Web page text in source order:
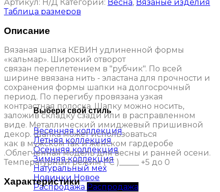
Выбери свой стиль
Весенняя коллекция
Летняя коллекция
Осенняя коллекция
Зимняя коллекция
Натуральный мех
Новинки
Распродажа
Артикул: Н/Д Категории: Весна, Вязаные изделия
Таблица размеров
Описание
Вязаная шапка КЕВИН удлиненной формы
«кальмар». Широкий отворот
связан переплетением в "рубчик". По всей
ширине ввязана нить - эластана для прочности и
сохранения формы шапки на долгосрочный
период. По перегибу провязана узкая
контрастная полоска. Шапку можно носить,
заложив складку сзади или в расправленном
виде. Металлический имиджевый пришивной
декор. Шапка может использоваться
как в мужском так и женском гардеробе
.Облегченная модель для весны и ранней осени.
Температурный режим (°C )_____ +5 до 0
Характеристики